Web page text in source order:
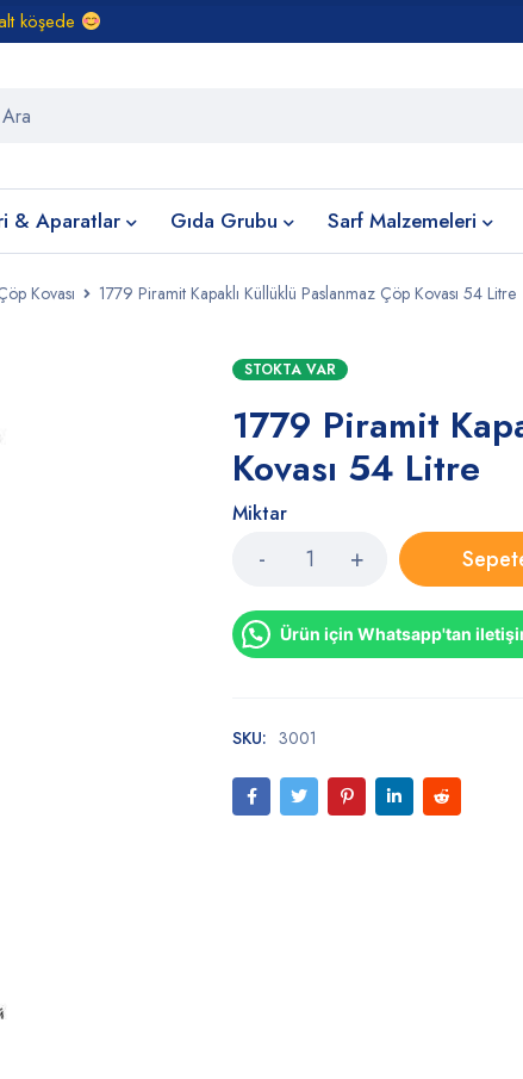
köşede
& Aparatlar Gıda Grubu Sarf Malzemeleri
Kovası 1779 Piramit Kapaklı Küllüklü Paslanmaz Çöp Kovası 54 Litre
STOKTA VAR
1779 Piramit
Kovası 54 Litre
Miktar
Ürün için Whatsapp'tan
SKU: 3001